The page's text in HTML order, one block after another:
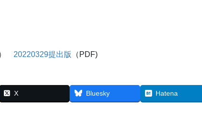
20220329提出版 （PDF)
X Bluesky Hatena